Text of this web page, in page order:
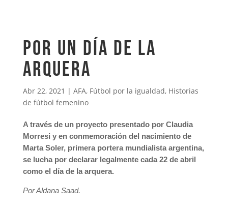
Por un día de la
arquera
Abr 22, 2021 | AFA, Fútbol por la igualdad, Historias
de fútbol femenino
A través de un proyecto presentado por Claudia
Morresi y en conmemoración del nacimiento de
Marta Soler, primera portera mundialista argentina,
se lucha por declarar legalmente cada 22 de abril
como el día de la arquera.
Por Aldana Saad.